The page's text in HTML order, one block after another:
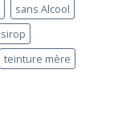
sans Alcool
sirop
teinture mère